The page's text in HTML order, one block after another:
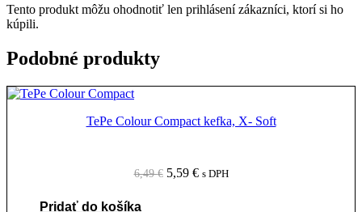
Tento produkt môžu ohodnotiť len prihlásení zákazníci, ktorí si ho
kúpili.
Podobné produkty
TePe Colour Compact kefka, X- Soft
6,49€ Pôvodná
5,59 €Aktuálna
s DPH
Pridať do košíka